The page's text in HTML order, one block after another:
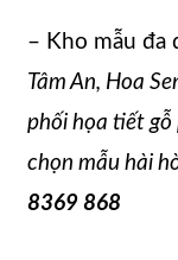
– Kho mẫu đa
Tâm An, Hoa
phối họa tiết
chọn mẫu hài
8369 868